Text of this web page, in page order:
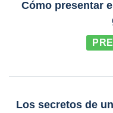
Cómo presentar
Los secretos de